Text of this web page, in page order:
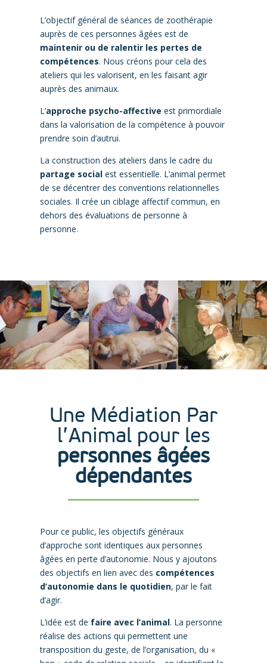
L’objectif général de séances de zoothérapie
auprès de ces personnes âgées est de
maintenir ou de ralentir les pertes de
compétences. Nous créons pour cela des
ateliers qui les valorisent, en les faisant agir
auprès des animaux.
L’approche psycho-affective est primordiale
dans la valorisation de la compétence à pouvoir
prendre soin d’autrui.
La construction des ateliers dans le cadre du
partage social est essentielle. L’animal permet
de se décentrer des conventions relationnelles
sociales. Il crée un ciblage affectif commun, en
dehors des évaluations de personne à
personne.
Une Médiation Par
l’Animal pour les
personnes âgées
dépendantes
Pour ce public, les objectifs généraux
d’approche sont identiques aux personnes
âgées en perte d’autonomie. Nous y ajoutons
des objectifs en lien avec des compétences
d’autonomie dans le quotidien, par le fait
d’agir.
L’idée est de faire avec l’animal. La personne
réalise des actions qui permettent une
transposition du geste, de l’organisation, du «